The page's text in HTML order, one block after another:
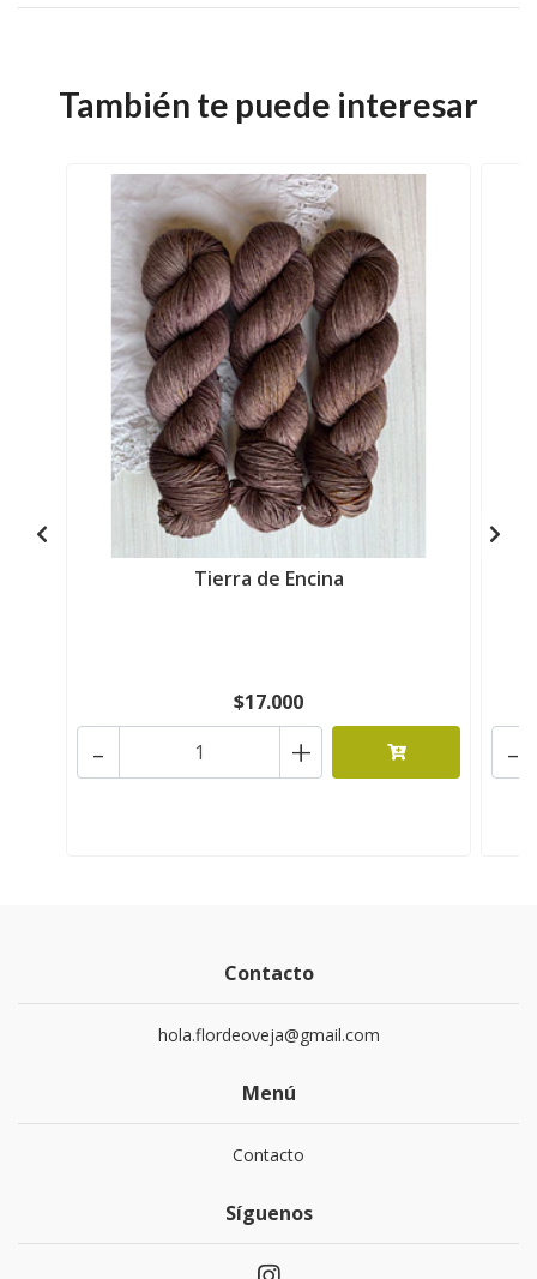
También te puede interesar
Tierra de Encina
$17.000
+
- -
Contacto
hola.flordeoveja@gmail.com
Menú
Contacto
Síguenos